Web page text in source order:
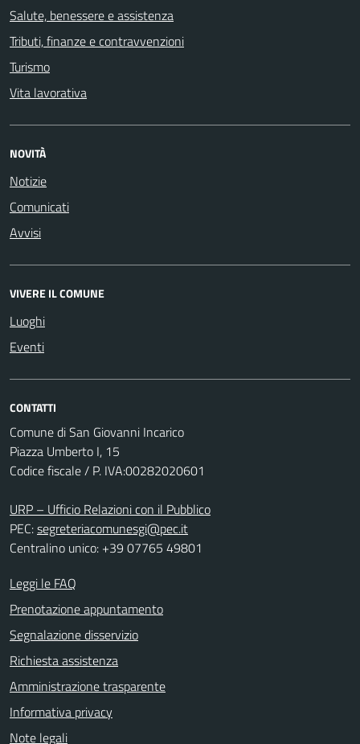
Salute, benessere e assistenza
Tributi, finanze e contravvenzioni
Turismo
Vita lavorativa
NOVITÀ
Notizie
Comunicati
Avvisi
VIVERE IL COMUNE
Luoghi
Eventi
CONTATTI
Comune di San Giovanni Incarico
Piazza Umberto I, 15
Codice fiscale / P. IVA:00282020601
URP – Ufficio Relazioni con il Pubblico
PEC:segreteriacomunesgi@pec.it
Centralino unico: +39 07765 49801
Leggi le FAQ
Prenotazione appuntamento
Segnalazione disservizio
Richiesta assistenza
Amministrazione trasparente
Informativa privacy
Note legali